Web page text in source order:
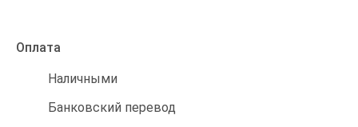
Оплата
Наличными
Банковский перевод